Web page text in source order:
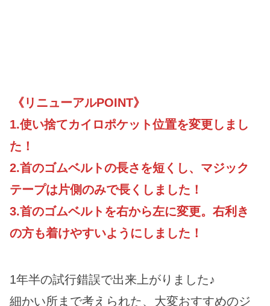
《リニューアルPOINT》
1.使い捨てカイロポケット位置を変更しまし
た！
2.首のゴムベルトの長さを短くし、マジック
テープは片側のみで長くしました！
3.首のゴムベルトを右から左に変更。右利き
の方も着けやすいようにしました！
1年半の試行錯誤で出来上がりました♪
細かい所まで考えられた、大変おすすめのジ